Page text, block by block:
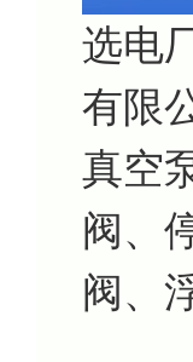
选电
有限
真空
阀、
阀、